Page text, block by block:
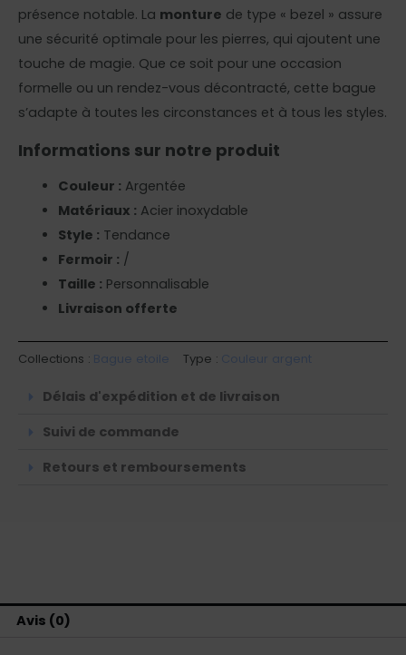
présence notable. La monture de type « bezel » assure
une sécurité optimale pour les pierres, qui ajoutent une
touche de magie. Que ce soit pour une occasion
formelle ou un rendez-vous décontracté, cette bague
s’adapte à toutes les circonstances et à tous les styles.
Informations sur notre produit
Couleur : Argentée
Matériaux : Acier inoxydable
Style : Tendance
Fermoir : /
Taille : Personnalisable
Livraison offerte
Collections : Bague etoile Type : Couleur argent
Délais d'expédition et de livraison
Suivi de commande
Retours et remboursements
Avis (0)